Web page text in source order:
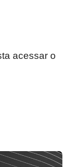
acessar o